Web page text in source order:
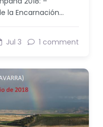
la Encarnación…
Jul 3 1 comment